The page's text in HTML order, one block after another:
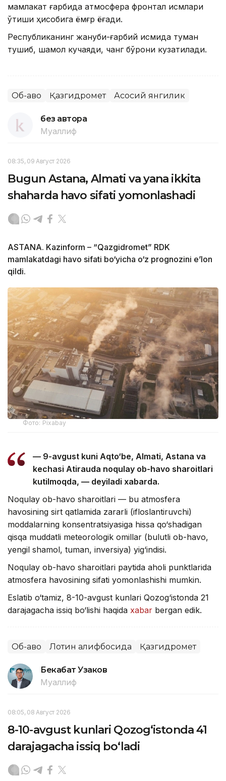
мамлакат ғарбида атмосфера фронтал қисмлари
ўтиши ҳисобига ёмғр ёғади.
Республиканинг жануби-ғарбий қисмида туман
тушиб, шамол кучаяди, чанг бўрони кузатилади.
Об-ҳаво Қазгидромет Асосий янгилик
без автора
Муаллиф
08:35, 09 Август 2026
Bugun Astana, Almati va yana ikkita
shaharda havo sifati yomonlashadi
ASTANA. Kazinform – “Qazgidromet” RDK
mamlakatdagi havo sifati bo‘yicha o‘z prognozini e’lon
qildi.
Фото: Pixabay
— 9-avgust kuni Aqto‘be, Almati, Astana va
kechasi Atirauda noqulay ob-havo sharoitlari
kutilmoqda, — deyiladi xabarda.
Noqulay ob-havo sharoitlari — bu atmosfera
havosining sirt qatlamida zararli (ifloslantiruvchi)
moddalarning konsentratsiyasiga hissa qo‘shadigan
qisqa muddatli meteorologik omillar (bulutli ob-havo,
yengil shamol, tuman, inversiya) yig‘indisi.
Noqulay ob-havo sharoitlari paytida aholi punktlarida
atmosfera havosining sifati yomonlashishi mumkin.
Eslatib o‘tamiz, 8-10-avgust kunlari Qozog‘istonda 21
darajagacha issiq bo‘lishi haqida xabar bergan edik.
Об-ҳаво Лотин алифбосида Қазгидромет
Бекабат Узаков
Муаллиф
08:05, 08 Август 2026
8-10-avgust kunlari Qozog‘istonda 41
darajagacha issiq bo‘ladi